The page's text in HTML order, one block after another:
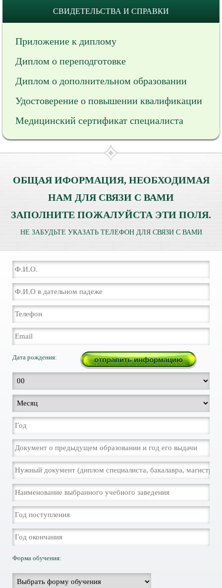
СВИДЕТЕЛЬСТВА И СПРАВКИ
Приложение к диплому
Диплом о переподготовке
Диплом о дополнительном образовании
Удостоверение о повышении квалификации
Медицинский сертификат специалиста
ОБЩАЯ ИФОРМАЦИЯ, НЕОБХОДИМАЯ
НАМ ДЛЯ СВЯЗИ С ВАМИ
ЗАПОЛНИТЕ ПОЖАЛУЙСТА ЭТИ ПОЛЯ.
НЕ ЗАБУДЬТЕ УКАЗАТЬ ТЕЛЕФОН ДЛЯ СВЯЗИ С ВАМИ
Дата рождения:
Форма обучения: